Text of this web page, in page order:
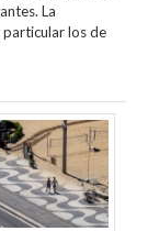
La
particular los de